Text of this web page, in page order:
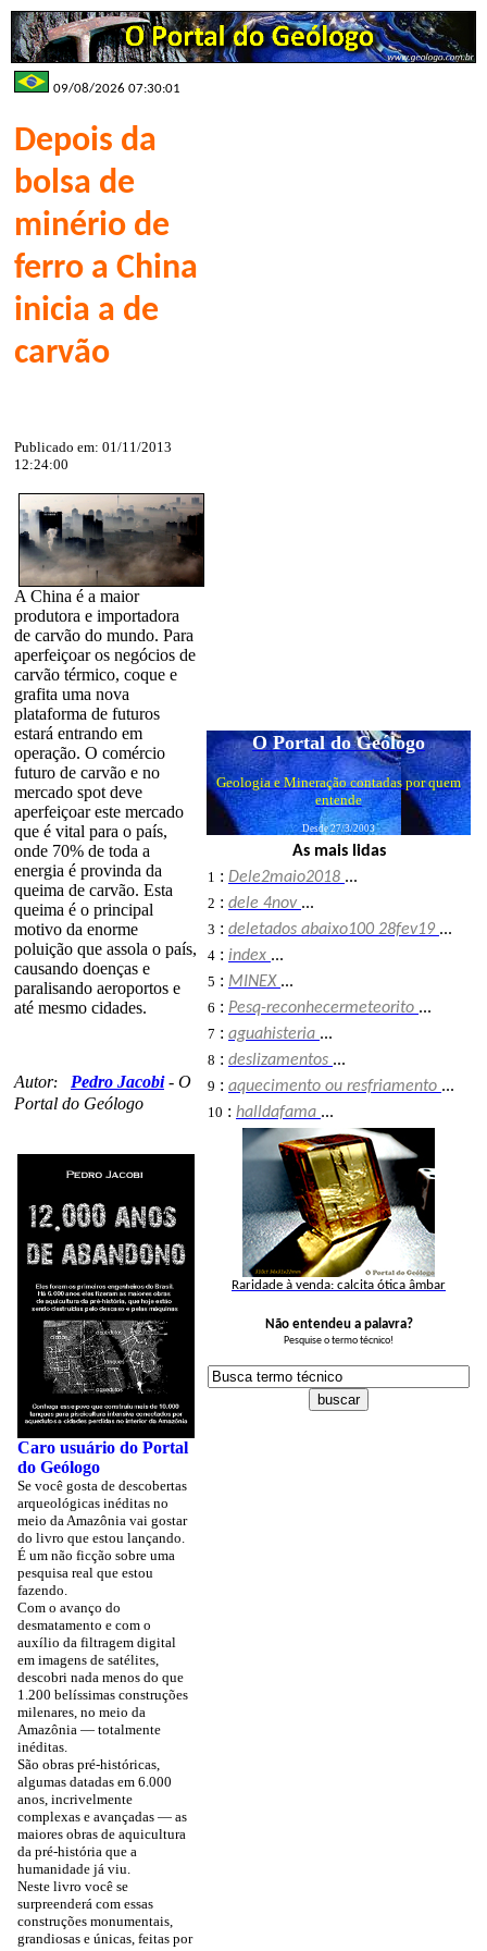
09/08/2026 07:30:01
Depois da
bolsa de
minério de
ferro a China
inicia a de
carvão
Publicado em: 01/11/2013
12:24:00
A China é a maior
produtora e importadora
de carvão do mundo. Para
aperfeiçoar os negócios de
carvão térmico, coque e
grafita uma nova
plataforma de futuros
estará entrando em
operação. O comércio
futuro de carvão e no
mercado spot deve
aperfeiçoar este mercado
que é vital para o país,
onde 70% de toda a
energia é provinda da
queima de carvão. Esta
queima é o principal
motivo da enorme
poluição que assola o país,
causando doenças e
paralisando aeroportos e
até mesmo cidades.
Autor: Pedro Jacobi- O
Portal do Geólogo
Caro usuário do Portal
do Geólogo
Se você gosta de descobertas
arqueológicas inéditas no
meio da Amazônia vai gostar
do livro que estou lançando.
É um não ficção sobre uma
pesquisa real que estou
fazendo.
Com o avanço do
desmatamento e com o
auxílio da filtragem digital
em imagens de satélites,
descobri nada menos do que
1.200 belíssimas construções
milenares, no meio da
Amazônia — totalmente
inéditas.
São obras pré-históricas,
algumas datadas em 6.000
anos, incrivelmente
complexas e avançadas — as
maiores obras de aquicultura
da pré-história que a
humanidade já viu.
Neste livro você se
surpreenderá com essas
construções monumentais,
grandiosas e únicas, feitas por
O Portal do Geólogo
Geologia e Mineração contadas por quem
entende
Desde 27/3/2003
As mais lidas
1 : Dele2maio2018 ...
2 : dele 4nov ...
3 : deletados abaixo100 28fev19 ...
4 : index ...
5 : MINEX ...
6 : Pesq-reconhecermeteorito ...
7 : aguahisteria ...
8 : deslizamentos ...
9 : aquecimento ou resfriamento ...
10 : halldafama ...
Raridade à venda: calcita ótica âmbar
Não entendeu a palavra?
Pesquise o termo técnico!